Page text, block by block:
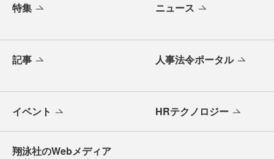
特集 ニュース
記事 人事法令ポータル
イベント HRテクノロジー
翔泳社のWebメディア